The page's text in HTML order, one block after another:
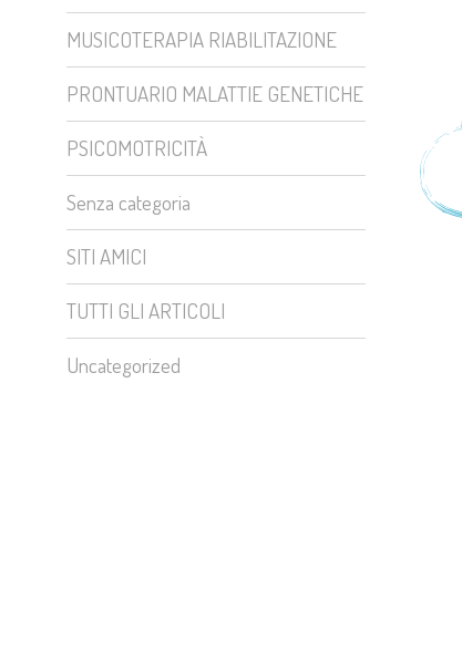
MUSICOTERAPIA RIABILITAZIONE
PRONTUARIO MALATTIE GENETICHE
PSICOMOTRICITÀ
Senza categoria
SITI AMICI
TUTTI GLI ARTICOLI
Uncategorized